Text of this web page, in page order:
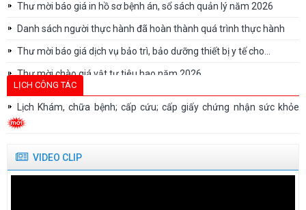
Thư mời báo giá in hồ sơ bệnh án, sổ sách quản lý năm 2026
Danh sách người thực hành đã hoàn thành quá trình thực hành
Thư mời báo giá dịch vụ bảo trì, bảo dưỡng thiết bị y tế cho...
Thư mời chào giá vật tư tiêu hao năm 2026
Thư mời chào giá vật tư tiêu hao năm 2026
Thư mời báo giá sửa chữa, bảo trì, bảo dưỡng, hiệu chuẩn/kiểm
Danh sách người thực hành khám bệnh, chữa bệnh tại Bệnh viện
Tâm thần Quảng...
LỊCH CÔNG TÁC
Lịch Khám, chữa bệnh; cấp cứu; cấp giấy chứng nhận sức khỏe
VIDEO CLIP